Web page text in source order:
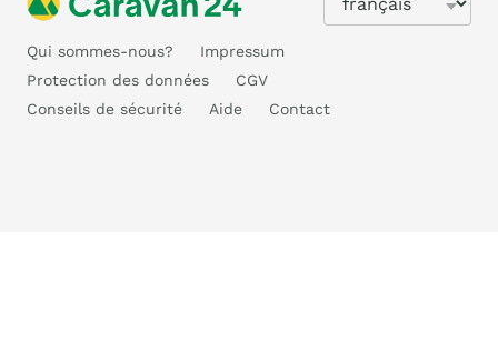
Qui sommes-nous?
Impressum
Protection des données
CGV
Conseils de sécurité
Aide Contact